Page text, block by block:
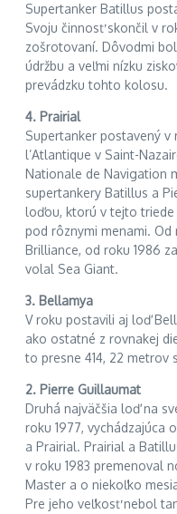
Supertanker Batillus
Svoju činnosť skončil v
zošrotovaní. Dôvodmi
údržbu a veľmi nízku
prevádzku tohto kolosu.
4. Prairial
Supertanker postavený v
l’Atlantique v Saint-
Nationale de Navigation
supertankery Batillus a
loďou, ktorú v tejto
pod rôznymi menami. Od
Brilliance, od roku 1986
volal Sea Giant.
3. Bellamya
V roku postavili aj loď
ako ostatné z rovnakej
to presne 414, 22 metrov
2. Pierre Guillaumat
Druhá najväčšia loď na
roku 1977, vychádzajúca
a Prairial. Prairial a
v roku 1983 premenoval
Master a o niekoľko
Pre jeho veľkosť nebol